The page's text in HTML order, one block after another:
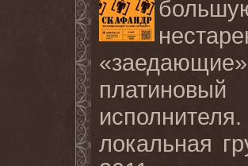
«заедающие»
локальная